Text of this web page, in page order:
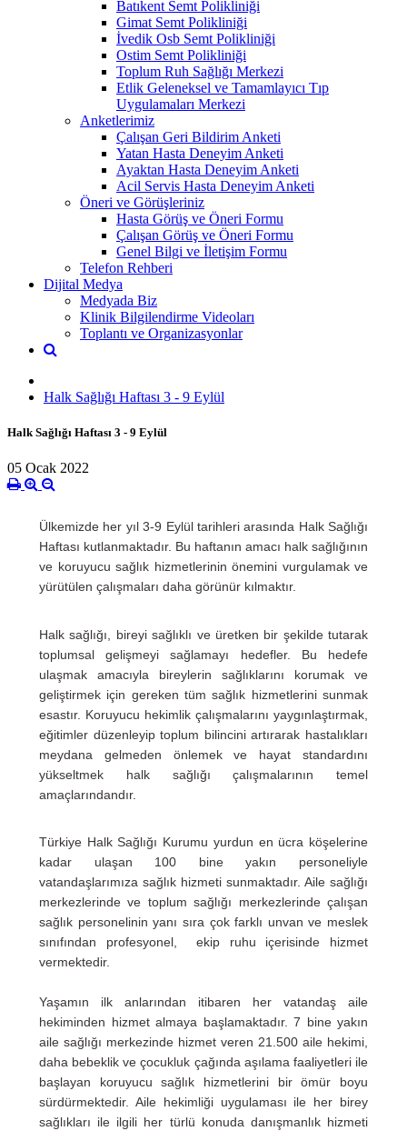
Batıkent Semt Polikliniği
Gimat Semt Polikliniği
İvedik Osb Semt Polikliniği
Ostim Semt Polikliniği
Toplum Ruh Sağlığı Merkezi
Etlik Geleneksel ve Tamamlayıcı Tıp
Uygulamaları Merkezi
Anketlerimiz
Çalışan Geri Bildirim Anketi
Yatan Hasta Deneyim Anketi
Ayaktan Hasta Deneyim Anketi
Acil Servis Hasta Deneyim Anketi
Öneri ve Görüşleriniz
Hasta Görüş ve Öneri Formu
Çalışan Görüş ve Öneri Formu
Genel Bilgi ve İletişim Formu
Telefon Rehberi
Dijital Medya
Medyada Biz
Klinik Bilgilendirme Videoları
Toplantı ve Organizasyonlar
Halk Sağlığı Haftası 3 - 9 Eylül
Halk Sağlığı Haftası 3 - 9 Eylül
05 Ocak 2022
Ülkemizde her yıl 3-9 Eylül tarihleri arasında Halk Sağlığı
Haftası kutlanmaktadır. Bu haftanın amacı halk sağlığının
ve koruyucu sağlık hizmetlerinin önemini vurgulamak ve
yürütülen çalışmaları daha görünür kılmaktır.
Halk sağlığı, bireyi sağlıklı ve üretken bir şekilde tutarak
toplumsal gelişmeyi sağlamayı hedefler. Bu hedefe
ulaşmak amacıyla bireylerin sağlıklarını korumak ve
geliştirmek için gereken tüm sağlık hizmetlerini sunmak
esastır. Koruyucu hekimlik çalışmalarını yaygınlaştırmak,
eğitimler düzenleyip toplum bilincini artırarak hastalıkları
meydana gelmeden önlemek ve hayat standardını
yükseltmek halk sağlığı çalışmalarının temel
amaçlarındandır.
Türkiye Halk Sağlığı Kurumu yurdun en ücra köşelerine
kadar ulaşan 100 bine yakın personeliyle
vatandaşlarımıza sağlık hizmeti sunmaktadır. Aile sağlığı
merkezlerinde ve toplum sağlığı merkezlerinde çalışan
sağlık personelinin yanı sıra çok farklı unvan ve meslek
sınıfından profesyonel, ekip ruhu içerisinde hizmet
vermektedir.
Yaşamın ilk anlarından itibaren her vatandaş aile
hekiminden hizmet almaya başlamaktadır. 7 bine yakın
aile sağlığı merkezinde hizmet veren 21.500 aile hekimi,
daha bebeklik ve çocukluk çağında aşılama faaliyetleri ile
başlayan koruyucu sağlık hizmetlerini bir ömür boyu
sürdürmektedir. Aile hekimliği uygulaması ile her birey
sağlıkları ile ilgili her türlü konuda danışmanlık hizmeti